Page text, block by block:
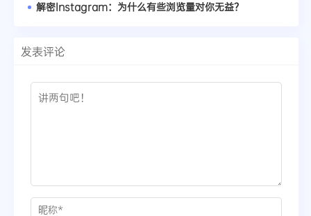
解密Instagram：为什么有些浏览量对你无益？
发表评论